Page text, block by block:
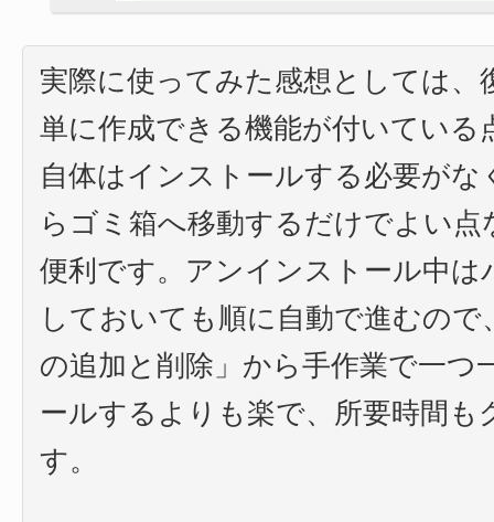
実際に使ってみた感想としては、
単に作成できる機能が付いている
自体はインストールする必要がな
らゴミ箱へ移動するだけでよい
便利です。アンインストール中は
しておいても順に自動で進むので
の追加と削除」から手作業で一つ
ールするよりも楽で、所要時間も
す。